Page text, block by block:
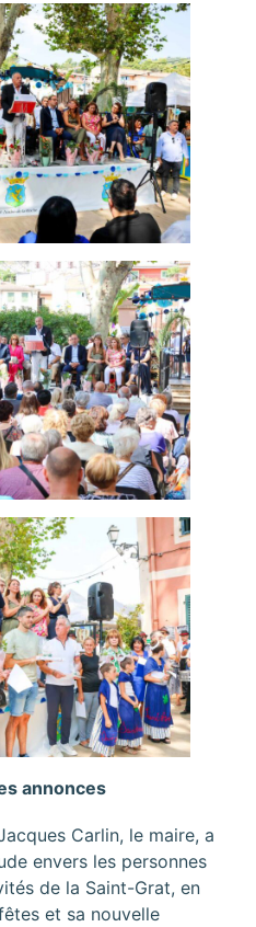
annonces
Carlin, le maire, a
envers les personnes
de la Saint-Grat, en
et sa nouvelle